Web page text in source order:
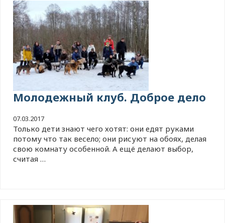
Молодежный клуб. Доброе дело
07.03.2017
Только дети знают чего хотят: они едят руками
потому что так весело; они рисуют на обоях, делая
свою комнату особенной. А ещё делают выбор,
считая …